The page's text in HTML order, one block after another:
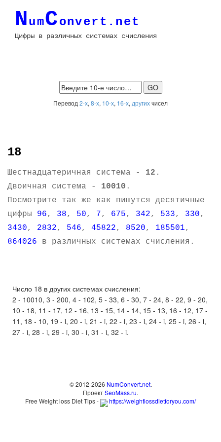
NumConvert.net
Цифры в различных системах счисления
Перевод 2-х, 8-х, 10-х, 16-х, другихчисел
18
Шестнадцатеричная система - 12 .
Двоичная система - 10010 .
Посмотрите так же как пишутся десятичные
цифры 96, 38, 50, 7, 675, 342, 533, 330,
3430, 2832, 546, 45822, 8520, 185501,
864026 в различных системах счисления.
Число 18 в других системах счисления:
2 - 10010, 3 - 200, 4 - 102, 5 - 33, 6 - 30, 7 - 24, 8 - 22, 9 - 20,
10 - 18, 11 - 17, 12 - 16, 13 - 15, 14 - 14, 15 - 13, 16 - 12, 17 -
11, 18 - 10, 19 - i, 20 - i, 21 - i, 22 - i, 23 - i, 24 - i, 25 - i, 26 - i,
27 - i, 28 - i, 29 - i, 30 - i, 31 - i, 32 - i.
© 2012-2026 NumConvert.net.
ПроектSeoMass.ru.
Free Weight loss Diet Tips -
https://weightlossdietforyou.com/